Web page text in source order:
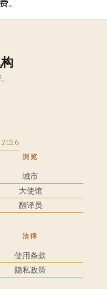
。
2026
浏览
城市
大使馆
翻译员
法律
使用条款
隐私政策